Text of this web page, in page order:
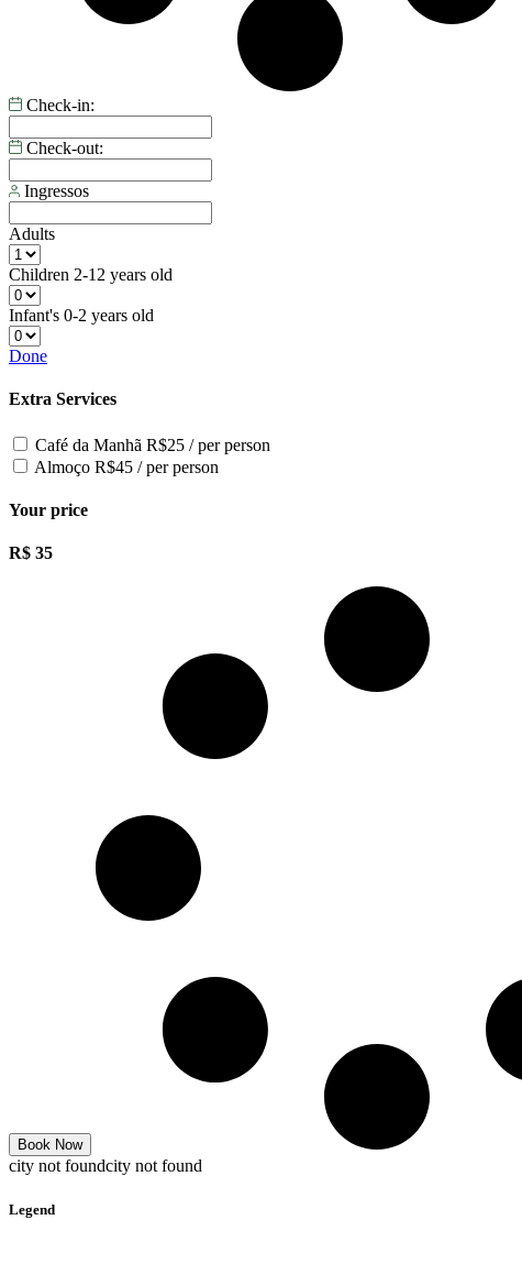
Check-in:
Check-out:
Ingressos
Adults
Children 2-12 years old
Infant's 0-2 years old
Done
Extra Services
Café da Manhã R$25 / per person
Almoço R$45 / per person
Your price
R$ 35
Book Now
city not foundcity not found
Legend